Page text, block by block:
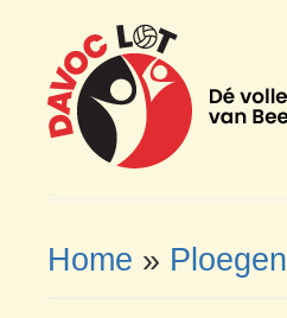
You Are Here
Home » Ploegen